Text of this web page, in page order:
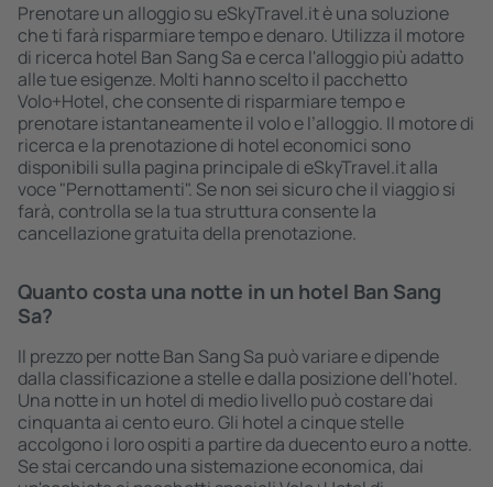
Prenotare un alloggio su eSkyTravel.it è una soluzione
che ti farà risparmiare tempo e denaro. Utilizza il motore
di ricerca hotel Ban Sang Sa e cerca l'alloggio più adatto
alle tue esigenze. Molti hanno scelto il pacchetto
Volo+Hotel, che consente di risparmiare tempo e
prenotare istantaneamente il volo e l’alloggio. Il motore di
ricerca e la prenotazione di hotel economici sono
disponibili sulla pagina principale di eSkyTravel.it alla
voce "Pernottamenti". Se non sei sicuro che il viaggio si
farà, controlla se la tua struttura consente la
cancellazione gratuita della prenotazione.
Quanto costa una notte in un hotel Ban Sang
Sa?
Il prezzo per notte Ban Sang Sa può variare e dipende
dalla classificazione a stelle e dalla posizione dell'hotel.
Una notte in un hotel di medio livello può costare dai
cinquanta ai cento euro. Gli hotel a cinque stelle
accolgono i loro ospiti a partire da duecento euro a notte.
Se stai cercando una sistemazione economica, dai